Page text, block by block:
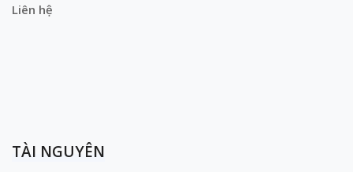
Liên hệ
TÀI NGUYÊN